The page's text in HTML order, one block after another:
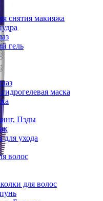
снятия макияжа
гель
маска
Пэды
для ухода
волос
для волос